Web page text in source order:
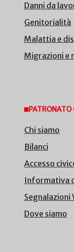
Danni da
Genitorialità
Malattia e
Migrazioni e
PATRONATO
Chi siamo
Bilanci
Accesso
Informativa
Dove siamo